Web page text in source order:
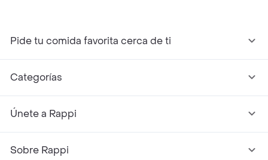
Pide tu comida favorita cerca de ti
Categorías
Únete a Rappi
Sobre Rappi